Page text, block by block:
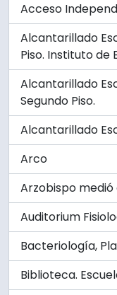
Acceso
Alcantarillado
Piso. Instituto de
Alcantarillado
Segundo Piso.
Alcantarillado
Arco
Arzobispo
Auditorium
Bacteriología,
Biblioteca.